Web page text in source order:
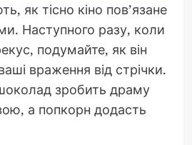
як тісно кіно пов’язане
Наступного разу, коли
подумайте, як він
враження від стрічки.
зробить драму
а попкорн додасть